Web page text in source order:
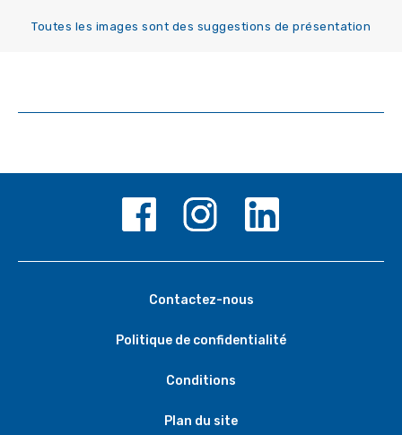
Toutes les images sont des suggestions de présentation
Contactez-nous
Politique de confidentialité
Conditions
Plan du site